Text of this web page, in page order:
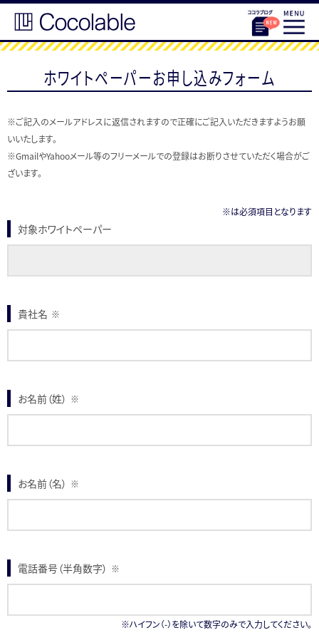
ホワイトペーパーお申し込みフォーム
※ご記入のメールアドレスに返信されますので正確にご記入いただきますようお願
いいたします。
※GmailやYahooメール等のフリーメールでの登録はお断りさせていただく場合がご
ざいます。
※は必須項目となります
対象ホワイトペーパー
貴社名 ※
お名前（姓） ※
お名前（名） ※
電話番号（半角数字） ※
※ハイフン（-）を除いて数字のみで入力してください。